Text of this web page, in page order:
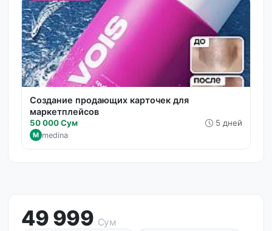
Создание продающих карточек для
маркетплейсов
50 000 Сум 5 дней
M medina
49 999 Сум